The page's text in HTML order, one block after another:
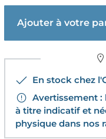
Ajouter à votre
En stock chez
Avertissement
à titre indicatif et
physique dans nos